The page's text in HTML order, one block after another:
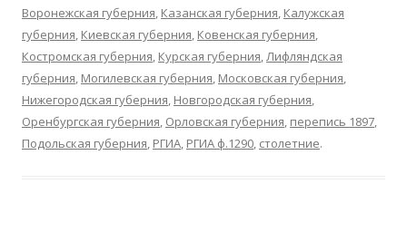
Воронежская губерния, Казанская губерния, Калужская
губерния, Киевская губерния, Ковенская губерния,
Костромская губерния, Курская губерния,Лифляндская
губерния, Могилевская губерния, Московская губерния,
Нижегородская губерния, Новгородская губерния,
Оренбургская губерния, Орловская губерния, перепись 1897,
Подольская губерния, РГИА, РГИА ф.1290, столетние.